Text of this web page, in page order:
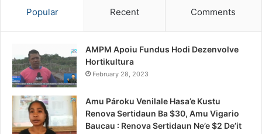
Popular Recent Comments
AMPM Apoiu Fundus Hodi Dezenvolve
Hortikultura
February 28, 2023
Amu Pároku Venilale Hasa’e Kustu
Renova Sertidaun Ba $30, Amu Vigario
Baucau : Renova Sertidaun Ne’e $2 De’it